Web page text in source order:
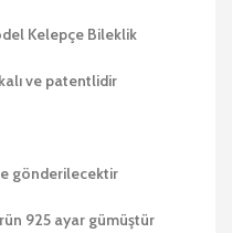
Kelepçe Bileklik
ve patentlidir
gönderilecektir
925 ayar gümüştür